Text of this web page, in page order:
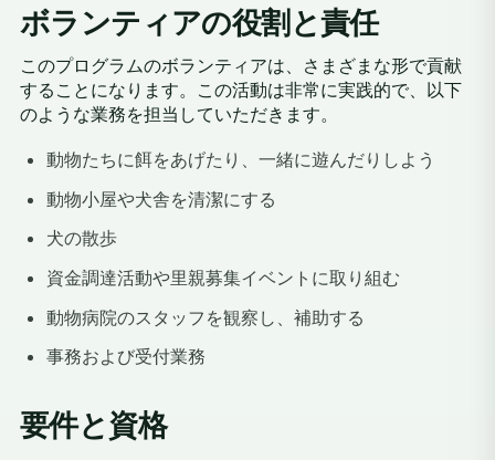
ボランティアの役割と責任
このプログラムのボランティアは、さまざまな形で貢献
することになります。この活動は非常に実践的で、以下
のような業務を担当していただきます。
動物たちに餌をあげたり、一緒に遊んだりしよう
動物小屋や犬舎を清潔にする
犬の散歩
資金調達活動や里親募集イベントに取り組む
動物病院のスタッフを観察し、補助する
事務および受付業務
要件と資格